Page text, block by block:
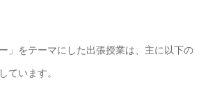
」をテーマにした出張授業は、主に以下の
ています。